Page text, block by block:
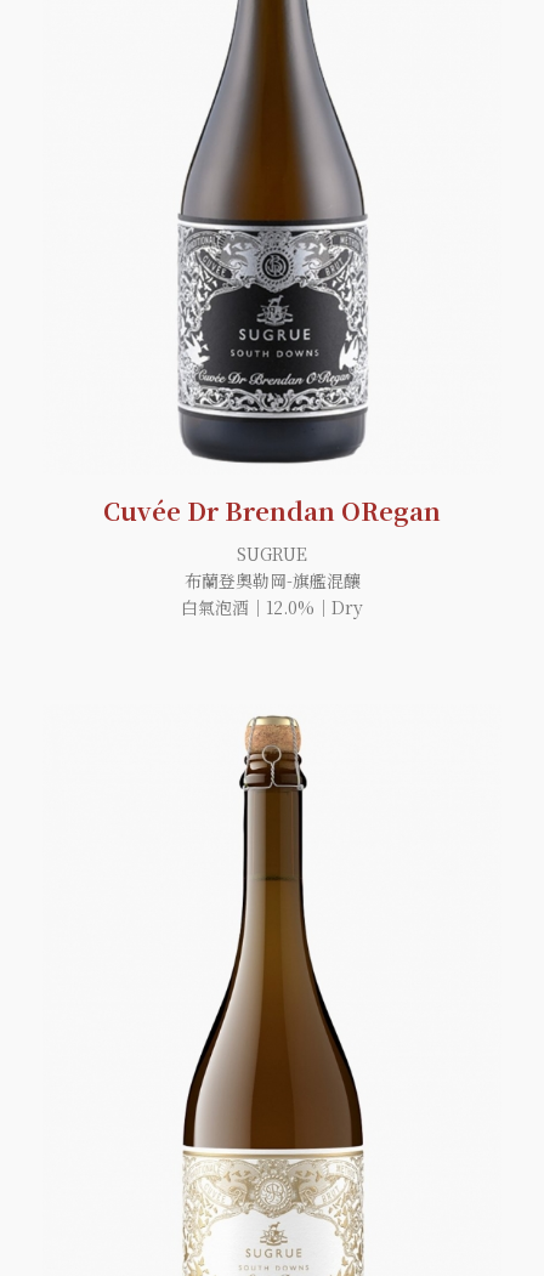
Cuvée Dr Brendan ORegan
SUGRUE
布蘭登奧勒岡-旗艦混釀
白氣泡酒｜12.0%｜Dry